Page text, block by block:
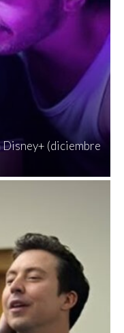
Disney+ (diciembre